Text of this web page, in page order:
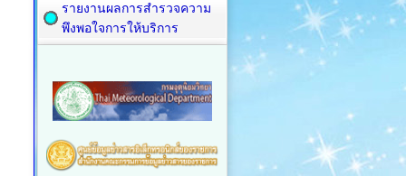
รายงานผลการสำรวจความ
พึงพอใจการให้บริการ